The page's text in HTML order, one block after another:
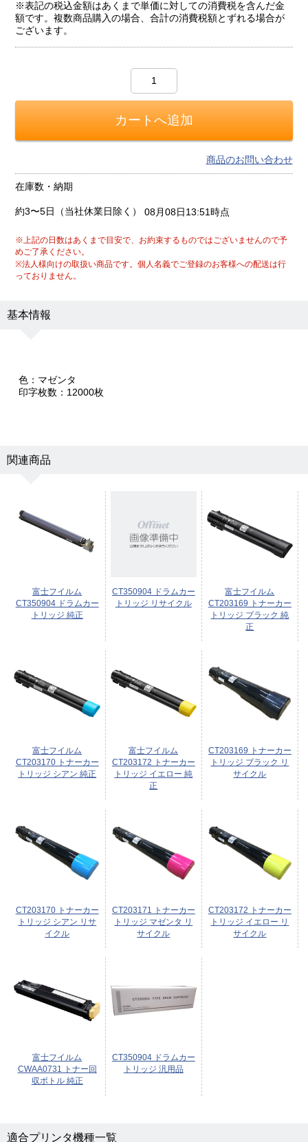
※表記の税込金額はあくまで単価に対しての消費税を含んだ金
額です。複数商品購入の場合、合計の消費税額とずれる場合が
ございます。
商品のお問い合わせ
在庫数・納期
約3〜5日（当社休業日除く） 08月08日13:51時点
※上記の日数はあくまで目安で、お約束するものではございませんので予
めご了承ください。
※法人様向けの取扱い商品です。個人名義でご登録のお客様への配送は行
っておりません。
基本情報
色：マゼンタ
印字枚数：12000枚
関連商品
富士フイルム
CT350904 ドラムカー
トリッジ 純正
CT350904 ドラムカー
トリッジ リサイクル
富士フイルム
CT203169 トナーカー
トリッジ ブラック 純
正
富士フイルム
CT203170 トナーカー
トリッジ シアン 純正
富士フイルム
CT203172 トナーカー
トリッジ イエロー 純
正
CT203169 トナーカー
トリッジ ブラック リ
サイクル
CT203170 トナーカー
トリッジ シアン リサ
イクル
CT203171 トナーカー
トリッジ マゼンタ リ
サイクル
CT203172 トナーカー
トリッジ イエロー リ
サイクル
富士フイルム
CWAA0731 トナー回
収ボトル 純正
CT350904 ドラムカー
トリッジ 汎用品
適合プリンタ機種一覧